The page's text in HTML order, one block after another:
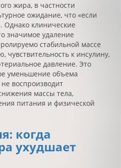
жира, в частности
ожидание, что «если
Однако клинические
значимое удаление
стабильной массе
чувствительность к инсулину,
давление. Это
уменьшение объема
воспроизводит
массы тела,
питания и физической
когда
ухудшает